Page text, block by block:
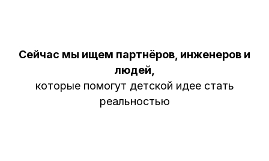
Сейчас мы ищем партнёров, инженеров и
людей,
которые помогут детской идее стать
реальностью